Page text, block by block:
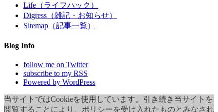
Life（ライフハック）
Digress（雑記・お知らせ）
Sitemap（記事一覧）
Blog Info
follow me on Twitter
subscribe to my RSS
Powered by WordPress
当サイトではCookieを使用しています。引き続き当サイトを
閲覧することにより、ポリシーを受け入れたものとみなされ